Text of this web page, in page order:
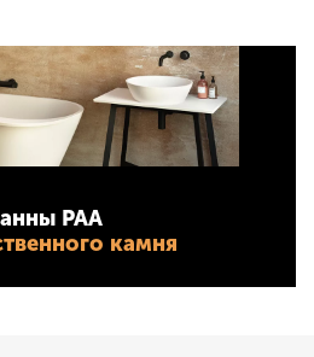
PAA
камня